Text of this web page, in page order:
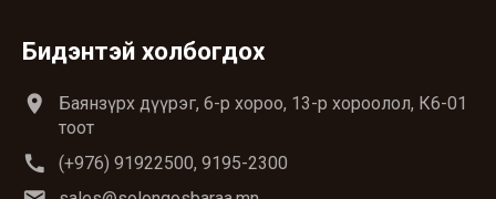
Бидэнтэй холбогдох
location_on
Баянзүрх дүүрэг, 6-р хороо, 13-р хороолол, К6-01
тоот
call (+976) 91922500, 9195-2300